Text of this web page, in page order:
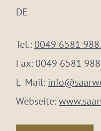
DE
Tel.: 0049 6581
Fax: 0049 6581
E-Mail:
Webseite: